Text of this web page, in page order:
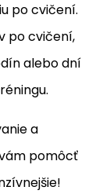
po cvičení.
po cvičení,
alebo dní
a
pomôcť